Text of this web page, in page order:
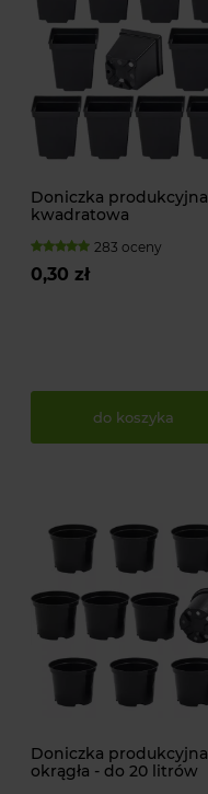
Doniczka produkcyjna
kwadratowa
283 oceny
0,30 zł
do koszyka
Doniczka produkcyjna
okrągła - do 20 litrów